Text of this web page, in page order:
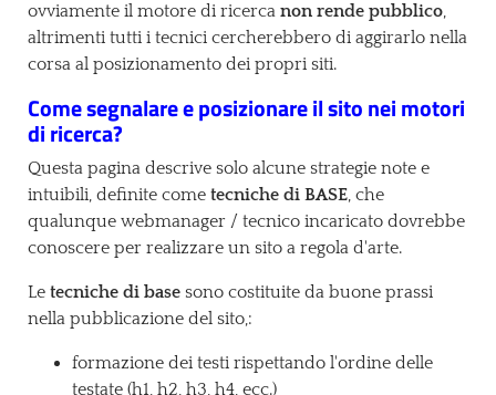
ovviamente il motore di ricercanon rende pubblico,
altrimenti tutti i tecnici cercherebbero di aggirarlo nella
corsa al posizionamento dei propri siti.
Come segnalare e posizionare il sito nei motori
di ricerca?
Questa pagina descrive solo alcune strategie note e
intuibili, definite come tecniche di BASE, che
qualunque webmanager / tecnico incaricato dovrebbe
conoscere per realizzare un sito a regola d'arte.
Letecniche di basesono costituite da buone prassi
nella pubblicazione del sito,:
formazione dei testi rispettando l'ordine delle
testate (h1, h2, h3, h4, ecc.)